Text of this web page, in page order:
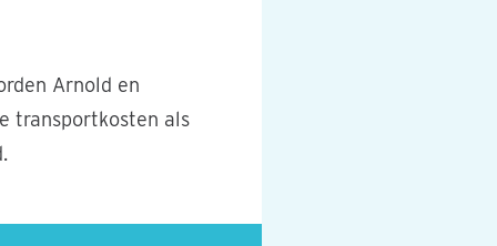
Arnold en
transportkosten als